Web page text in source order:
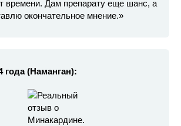
времени. Дам препарату еще шанс, а
окончательное мнение.»
года (Наманган):